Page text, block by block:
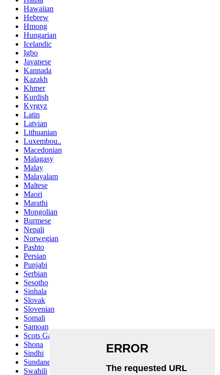
Hawaiian
Hebrew
Hmong
Hungarian
Icelandic
Igbo
Javanese
Kannada
Kazakh
Khmer
Kurdish
Kyrgyz
Latin
Latvian
Lithuanian
Luxembou..
Macedonian
Malagasy
Malay
Malayalam
Maltese
Maori
Marathi
Mongolian
Burmese
Nepali
Norwegian
Pashto
Persian
Punjabi
Serbian
Sesotho
Sinhala
Slovak
Slovenian
Somali
Samoan
Scots Gaelic
Shona
Sindhi
Sundanese
Swahili